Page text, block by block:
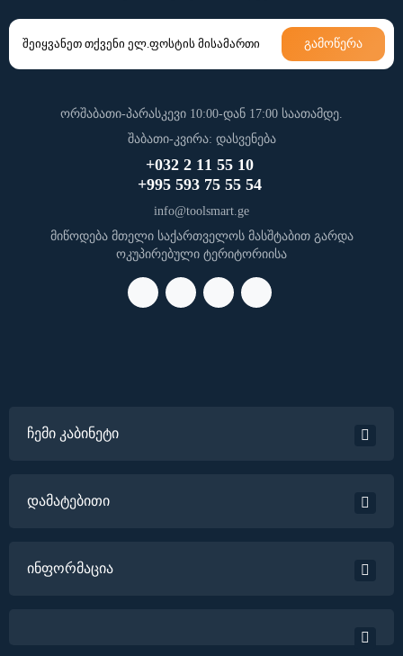
გამოწერა
ორშაბათი-პარასკევი 10:00-დან 17:00 საათამდე.
შაბათი-კვირა: დასვენება
+032 2 11 55 10
+995 593 75 55 54
info@toolsmart.ge
მიწოდება მთელი საქართველოს მასშტაბით გარდა
ოკუპირებული ტერიტორიისა
ჩემი კაბინეტი
დამატებითი
ინფორმაცია